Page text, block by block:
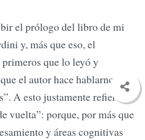
el prólogo del libro de mi
y, más que eso, el
que lo leyó y
el autor hace hablarnos
A esto justamente refiere el
vuelta”: porque, por más que
y áreas cognitivas